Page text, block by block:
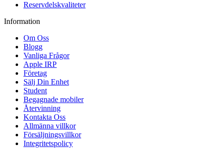
Reservdelskvaliteter
Information
Om Oss
Blogg
Vanliga Frågor
Apple IRP
Företag
Sälj Din Enhet
Student
Begagnade mobiler
Återvinning
Kontakta Oss
Allmänna villkor
Försäljningsvillkor
Integritetspolicy